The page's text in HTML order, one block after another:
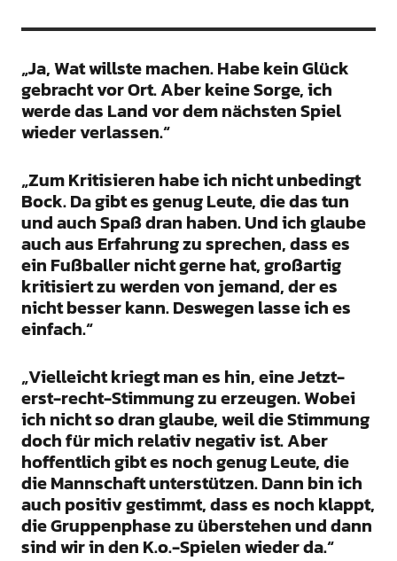
„Ja, Wat willste machen. Habe kein Glück
gebracht vor Ort. Aber keine Sorge, ich
werde das Land vor dem nächsten Spiel
wieder verlassen.“
„Zum Kritisieren habe ich nicht unbedingt
Bock. Da gibt es genug Leute, die das tun
und auch Spaß dran haben. Und ich glaube
auch aus Erfahrung zu sprechen, dass es
ein Fußballer nicht gerne hat, großartig
kritisiert zu werden von jemand, der es
nicht besser kann. Deswegen lasse ich es
einfach.“
„Vielleicht kriegt man es hin, eine Jetzt-
erst-recht-Stimmung zu erzeugen. Wobei
ich nicht so dran glaube, weil die Stimmung
doch für mich relativ negativ ist. Aber
hoffentlich gibt es noch genug Leute, die
die Mannschaft unterstützen. Dann bin ich
auch positiv gestimmt, dass es noch klappt,
die Gruppenphase zu überstehen und dann
sind wir in den K.o.-Spielen wieder da.“